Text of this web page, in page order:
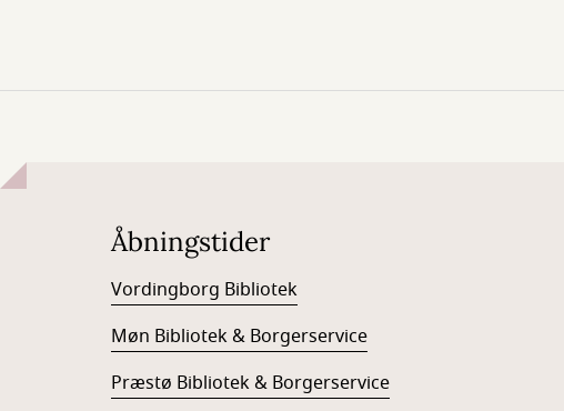
Åbningstider
Vordingborg Bibliotek
Møn Bibliotek & Borgerservice
Præstø Bibliotek & Borgerservice